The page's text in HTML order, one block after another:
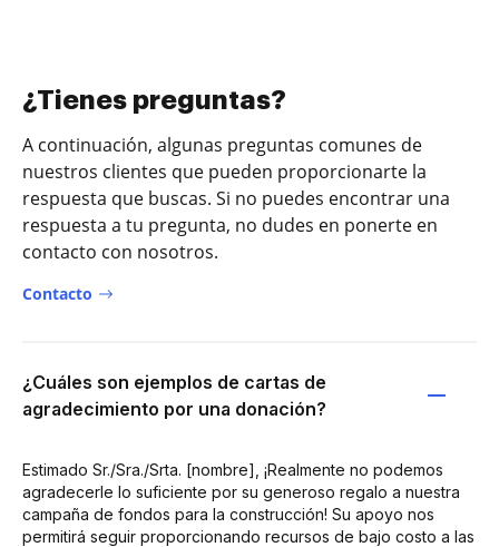
¿Tienes preguntas?
A continuación, algunas preguntas comunes de
nuestros clientes que pueden proporcionarte la
respuesta que buscas. Si no puedes encontrar una
respuesta a tu pregunta, no dudes en ponerte en
contacto con nosotros.
Contacto
¿Cuáles son ejemplos de cartas de
agradecimiento por una donación?
Estimado Sr./Sra./Srta. [nombre], ¡Realmente no podemos
agradecerle lo suficiente por su generoso regalo a nuestra
campaña de fondos para la construcción! Su apoyo nos
permitirá seguir proporcionando recursos de bajo costo a las